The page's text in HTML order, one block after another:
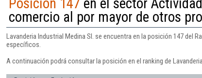
comercio al por mayor de otros
Lavanderia Industrial Medina Sl. se encuentra en la posición 147 del
específicos.
A continuación podrá consultar la posición en el ranking de